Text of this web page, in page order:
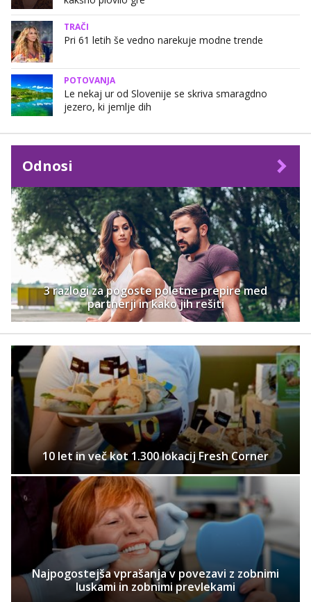
TRAČI
Pri 61 letih še vedno narekuje modne trende
POTOVANJA
Le nekaj ur od Slovenije se skriva smaragdno
jezero, ki jemlje dih
Odnosi
3 razlogi za pogoste poletne prepire med
partnerji in kako jih rešiti
10 let in več kot 1.300 lokacij Fresh Corner
Najpogostejša vprašanja v povezavi z zobnimi
luskami in zobnimi prevlekami